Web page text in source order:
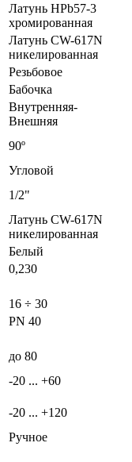
Латунь HPb57-3
хромированная
Латунь CW-617N
никелированная
Резьбовое
Бабочка
Внутренняя-
Внешняя
90º
Угловой
1/2"
Латунь CW-617N
никелированная
Белый
0,230
16 ÷ 30
PN 40
до 80
-20 ... +60
-20 ... +120
Ручное